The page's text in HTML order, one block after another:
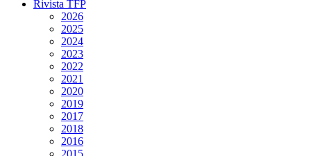
Rivista TFP
2026
2025
2024
2023
2022
2021
2020
2019
2017
2018
2016
2015